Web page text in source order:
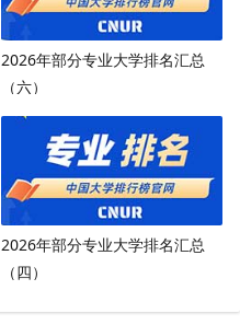
2026年部分专业大学排名汇总
（六）
2026年部分专业大学排名汇总
（四）